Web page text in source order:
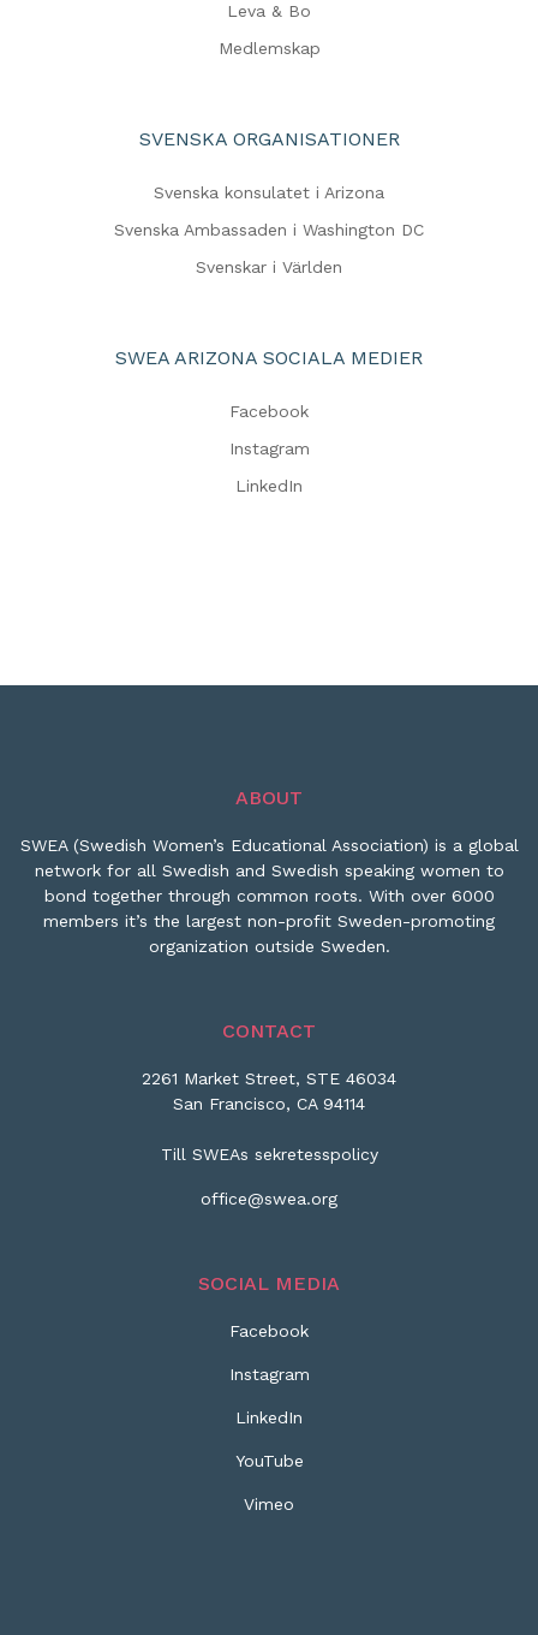
Leva & Bo
Medlemskap
SVENSKA ORGANISATIONER
Svenska konsulatet i Arizona
Svenska Ambassaden i Washington DC
Svenskar i Världen
SWEA ARIZONA SOCIALA MEDIER
Facebook
Instagram
LinkedIn
ABOUT
SWEA (Swedish Women’s Educational Association) is a global
network for all Swedish and Swedish speaking women to
bond together through common roots. With over 6000
members it’s the largest non-profit Sweden-promoting
organization outside Sweden.
CONTACT
2261 Market Street, STE 46034
San Francisco, CA 94114
Till SWEAs sekretesspolicy
office@swea.org
SOCIAL MEDIA
Facebook
Instagram
LinkedIn
YouTube
Vimeo